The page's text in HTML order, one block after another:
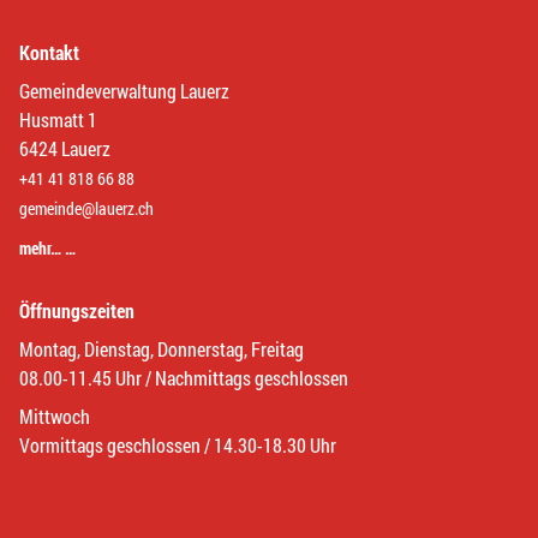
Kontakt
Gemeindeverwaltung Lauerz
Husmatt 1
6424 Lauerz
+41 41 818 66 88
gemeinde@lauerz.ch
mehr… …
Öffnungszeiten
Montag, Dienstag, Donnerstag, Freitag
08.00-11.45 Uhr / Nachmittags geschlossen
Mittwoch
Vormittags geschlossen / 14.30-18.30 Uhr